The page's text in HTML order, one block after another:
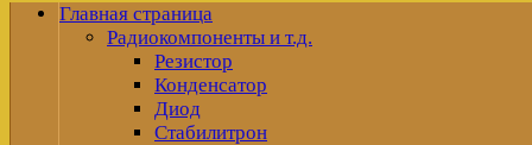
Главная страница
Радиокомпоненты и т.д.
Резистор
Конденсатор
Диод
Стабилитрон